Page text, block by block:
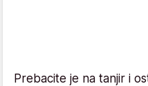
Prebacite je na tanjir i